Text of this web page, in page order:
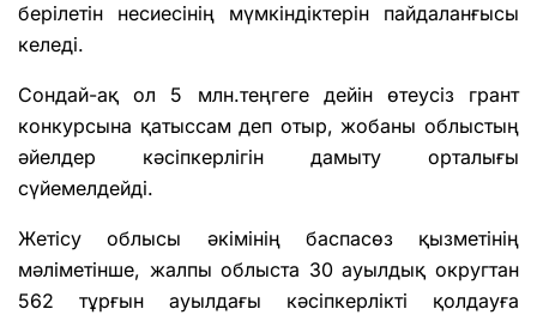
берілетін несиесінің мүмкіндіктерін пайдаланғысы
келеді.
Сондай-ақ ол 5 млн.теңгеге дейін өтеусіз грант
конкурсына қатыссам деп отыр, жобаны облыстың
әйелдер кәсіпкерлігін дамыту орталығы
сүйемелдейді.
Жетісу облысы әкімінің баспасөз қызметінің
мәліметінше, жалпы облыста 30 ауылдық округтан
562 тұрғын ауылдағы кәсіпкерлікті қолдауға